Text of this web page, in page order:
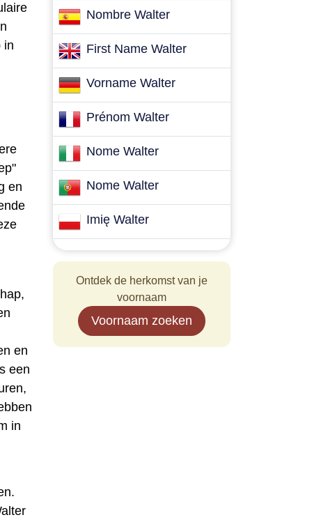
in
en
en
een
in
Nombre Walter
First Name Walter
Vorname Walter
Prénom Walter
Nome Walter
Nome Walter
Imię Walter
Ontdek de herkomst van je
voornaam
Voornaam zoeken